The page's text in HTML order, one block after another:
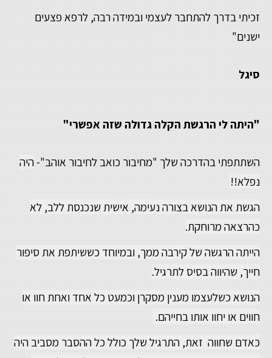
זכיתי בדרך להתחבר לעצמי ובמידה רבה, לרפא פצעים
ישנים"
סיגל
"היתה לי הרגשת הקלה גדולה שזה אפשרי"
השתתפתי בהדרכה שלך "מחיבור כואב לחיבור אוהב"- היה
נפלא!!
הגשת את הנושא בצורה נעימה, אישית שנכנסת ללב, לא
כהרצאה מרוחקת.
הייתה הרגשה של קירבה ממך, ובמיוחד כששיתפת את סיפור
חייך, שהיווה בסיס לתרגיל.
הנושא כשלעצמו מענין מסקרן וכמעט כל אחד ואחת חוו או
חווים או יחוו אותו בחייהם.
כאדם שחווה זאת, התרגיל שלך כולל כל ההסבר מסביב היה